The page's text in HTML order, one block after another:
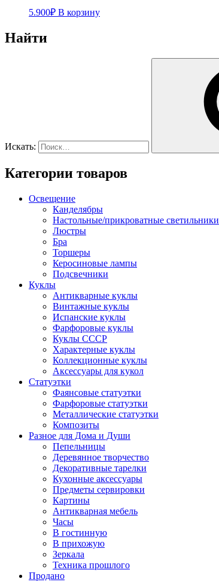
5.900₽ В корзину
Найти
Искать:
Категории товаров
Освещение
Канделябры
Настольные/прикроватные светильники
Люстры
Бра
Торшеры
Керосиновые лампы
Подсвечники
Куклы
Антикварные куклы
Винтажные куклы
Испанские куклы
Фарфоровые куклы
Куклы СССР
Характерные куклы
Коллекционные куклы
Аксессуары для кукол
Статуэтки
Фаянсовые статуэтки
Фарфоровые статуэтки
Металлические статуэтки
Композиты
Разное для Дома и Души
Пепельницы
Деревянное творчество
Декоративные тарелки
Кухонные аксессуары
Предметы сервировки
Картины
Антикварная мебель
Часы
В гостинную
В прихожую
Зеркала
Техника прошлого
Продано